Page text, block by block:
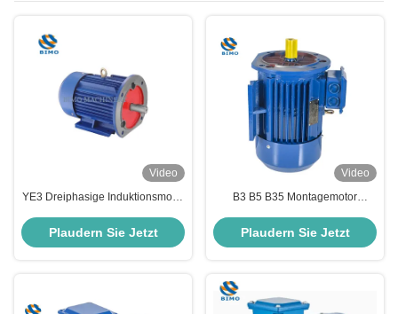
Video
YE3 Dreiphasige Induktionsmotor
Wasserpumpenmotor
Plaudern Sie Jetzt
Video
B3 B5 B35 Montagemotor
Eisen-Elektromotor
Plaudern Sie Jetzt